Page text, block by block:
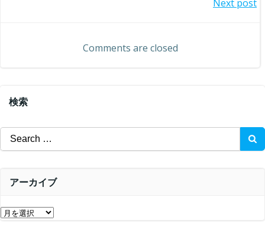
ゲ
ー
シ
ョ
ン
ビ
ゲ
ー
シ
ョ
Next post
Comments are closed
検索
Search
for:
アーカイブ
ア